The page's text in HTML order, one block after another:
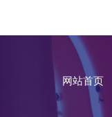
网站首页